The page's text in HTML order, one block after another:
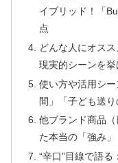
イブリッド！「
点
どんな人にオス
現実的シーンを挙
使い方や活用シ
間」「子ども送
他ブランド商品
た本当の「強み」
“辛口”目線で語